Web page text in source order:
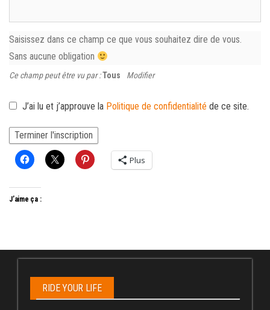
Saisissez dans ce champ ce que vous souhaitez dire de vous.
Sans aucune obligation
Ce champ peut être vu par :Tous Modifier
J’ai lu et j’approuve la Politique de confidentialité de ce site.
Plus
J’aime ça :
RIDE YOUR LIFE